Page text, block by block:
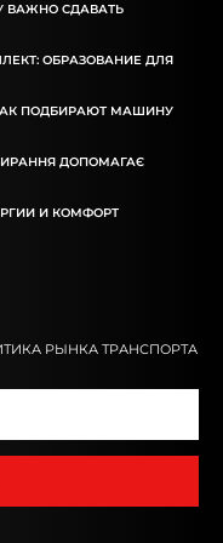
ВАЖНО СДАВАТЬ
ОБРАЗОВАНИЕ ДЛЯ
ПОДБИРАЮТ МАШИНУ
ДОПОМАГАЄ
И КОМФОРТ
РЫНКА ТРАНСПОРТА